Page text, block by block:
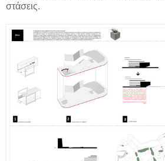
στάσεις.